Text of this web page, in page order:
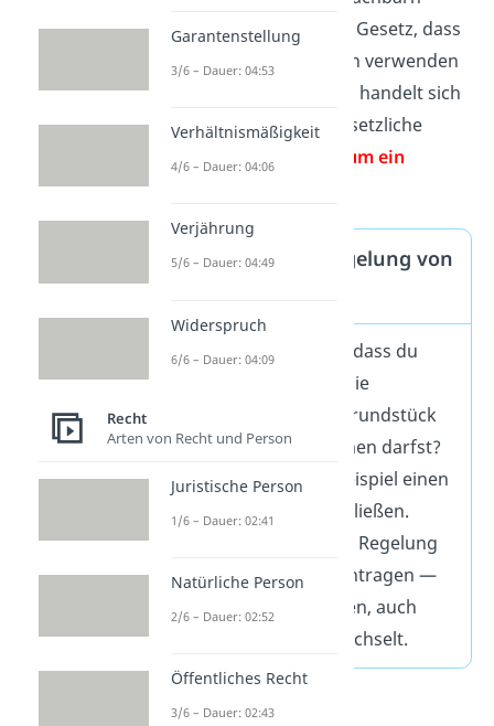
führt. Hier regelt das Gesetz, dass
du den Weg weiterhin verwenden
Es handelt sich
hier aber um eine gesetzliche
Regelung und
nicht um ein
Tipp: Rechtliche Regelung von
Du willst sicherstellen, dass du
auch in Zukunft noch die
Abkürzung über das Grundstück
deiner Nachbarn nehmen darfst?
Dann könnt ihr zum Beispiel einen
Vertrag
darüber abschließen.
Alternativ könnt ihr die Regelung
auch imGrundbuch
eintragen —
dann bleibt sie bestehen, auch
wenn dein Nachbar wechselt.
Bestandschutz bei
Garantenstellung
3/6 – Dauer: 04:53
Verhältnismäßigkeit
4/6 – Dauer: 04:06
Verjährung
5/6 – Dauer: 04:49
Widerspruch
6/6 – Dauer: 04:09
Recht
Arten von Recht und Person
Juristische Person
1/6 – Dauer: 02:41
Natürliche Person
2/6 – Dauer: 02:52
Öffentliches Recht
3/6 – Dauer: 02:43